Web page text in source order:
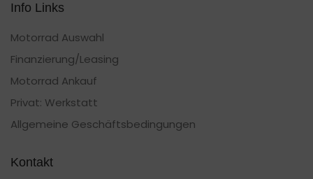
Info Links
Motorrad Auswahl
Finanzierung/Leasing
Motorrad Ankauf
Privat: Werkstatt
Allgemeine Geschäftsbedingungen
Kontakt